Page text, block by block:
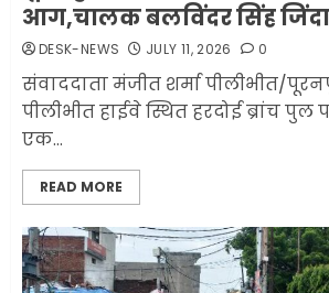
आग,चालक बलविंदर सिंह
DESK-NEWS JULY 11, 2026 0
संवाददाता मंजीत शर्मा पीलीभीत/
पीलीभीत हाईवे स्थित हरदोई ब्रांच पुल
एक...
READ MORE